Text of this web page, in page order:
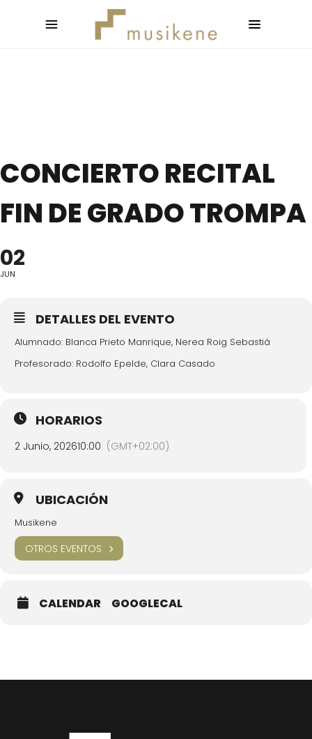
CONCIERTO RECITAL
FIN DE GRADO TROMPA
02
JUN
DETALLES DEL EVENTO
Alumnado: Blanca Prieto Manrique, Nerea Roig Sebastiá
Profesorado: Rodolfo Epelde, Clara Casado
HORARIOS
2 Junio, 202610:00 (GMT+02:00)
UBICACIÓN
Musikene
OTROS EVENTOS
CALENDAR GOOGLECAL